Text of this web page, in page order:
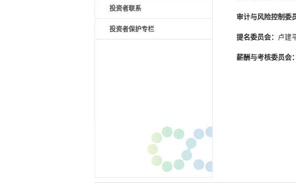
投资者联系
投资者保护专栏
审计与风险控制委
提名委员会： 卢建
薪酬与考核委员会：